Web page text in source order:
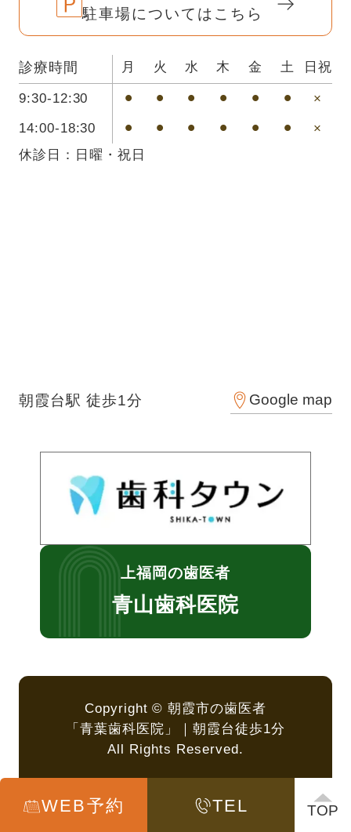
駐車場についてはこちら
診療時間 月 火 水 木 金 土 日祝
9:30-12:30 ⚫︎ ⚫︎ ⚫︎ ⚫︎ ⚫︎ ⚫︎
×
14:00-18:30
⚫︎ ⚫︎ ⚫︎ ⚫︎ ⚫︎ ⚫︎
×
休診日：日曜・祝日
朝霞台駅 徒歩1分 Google map
上福岡の歯医者
青山歯科医院
Copyright © 朝霞市の歯医者
「青葉歯科医院」｜朝霞台徒歩1分
All Rights Reserved.
WEB予約 TEL TOP